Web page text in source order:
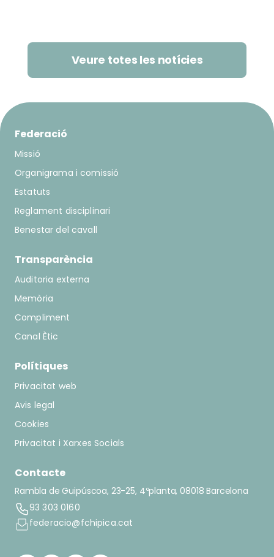
Veure totes les notícies
Federació
Missió
Organigrama i comissió
Estatuts
Reglament disciplinari
Benestar del cavall
Transparència
Auditoria externa
Memòria
Compliment
Canal Ètic
Polítiques
Privacitat web
Avis legal
Cookies
Privacitat i Xarxes Socials
Contacte
Rambla de Guipúscoa, 23-25, 4ºplanta, 08018 Barcelona
93 303 0160
federacio@fchipica.cat